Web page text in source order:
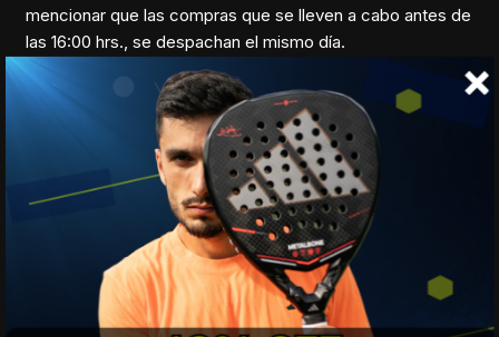
mencionar que las compras que se lleven a cabo antes de
las 16:00 hrs., se despachan el mismo día.
Tiempo de entrega estimado entre 1 a 2 días hábiles como
máximo dependiendo de la localidad.
RETIRO EN TIENDA
Servicio disponible en
1. Embajador Doussinague 1767, Local D1 En centro
comercial Los Cobres de Vitacura